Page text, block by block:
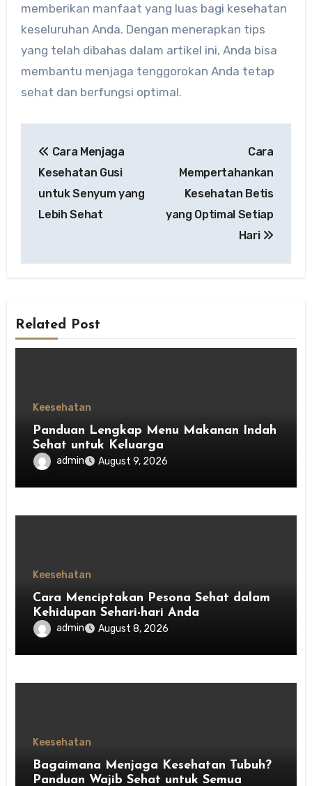
memberikan manfaat yang luas bagi kesehatan
keseluruhan Anda. Dengan menerapkan tips
yang telah dibahas dalam artikel ini, Anda bisa
membantu menjaga tenggorokan Anda tetap
sehat dan berfungsi optimal.
navigation
Cara Menjaga
Kesehatan Gusi
untuk Senyum yang
Lebih Sehat
Cara
Mempertahankan
Kesehatan Betis
yang Optimal Setiap
Hari
Related Post
Keesehatan
Panduan Lengkap Menu Makanan Indah
Sehat untuk Keluarga
admin August 9, 2026
Keesehatan
Cara Menciptakan Pesona Sehat dalam
Kehidupan Sehari-hari Anda
admin August 8, 2026
Keesehatan
Bagaimana Menjaga Kesehatan Tubuh?
Panduan Wajib Sehat untuk Semua